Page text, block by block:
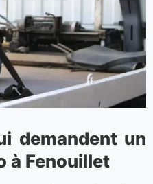
demandent un
à Fenouillet